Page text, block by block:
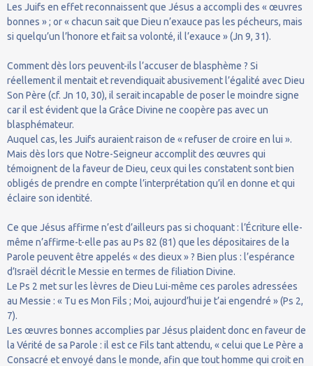
Les Juifs en effet reconnaissent que Jésus a accompli des « œuvres
bonnes » ; or « chacun sait que Dieu n’exauce pas les pécheurs, mais
si quelqu’un l’honore et fait sa volonté, il l’exauce » (Jn 9, 31).
Comment dès lors peuvent-ils l’accuser de blasphème ? Si
réellement il mentait et revendiquait abusivement l’égalité avec Dieu
Son Père (cf. Jn 10, 30), il serait incapable de poser le moindre signe
car il est évident que la Grâce Divine ne coopère pas avec un
blasphémateur.
Auquel cas, les Juifs auraient raison de « refuser de croire en lui ».
Mais dès lors que Notre-Seigneur accomplit des œuvres qui
témoignent de la faveur de Dieu, ceux qui les constatent sont bien
obligés de prendre en compte l’interprétation qu’il en donne et qui
éclaire son identité.
Ce que Jésus affirme n’est d’ailleurs pas si choquant : l’Écriture elle-
même n’affirme-t-elle pas au Ps 82 (81) que les dépositaires de la
Parole peuvent être appelés « des dieux » ? Bien plus : l’espérance
d’Israël décrit le Messie en termes de filiation Divine.
Le Ps 2 met sur les lèvres de Dieu Lui-même ces paroles adressées
au Messie : « Tu es Mon Fils ; Moi, aujourd’hui je t’ai engendré » (Ps 2,
7).
Les œuvres bonnes accomplies par Jésus plaident donc en faveur de
la Vérité de sa Parole : il est ce Fils tant attendu, « celui que Le Père a
Consacré et envoyé dans le monde, afin que tout homme qui croit en